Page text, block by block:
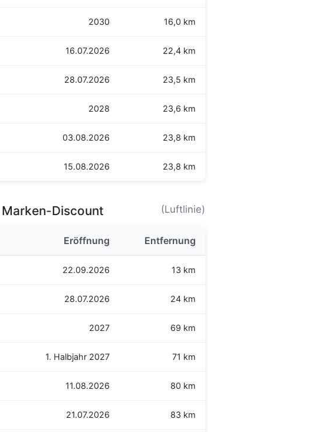
2030 16,0 km
16.07.2026 22,4 km
28.07.2026 23,5 km
2028 23,6 km
03.08.2026 23,8 km
15.08.2026 23,8 km
Discount (Luftlinie)
Eröffnung Entfernung
22.09.2026 13 km
28.07.2026 24 km
2027 69 km
1. Halbjahr 2027 71 km
11.08.2026 80 km
21.07.2026 83 km